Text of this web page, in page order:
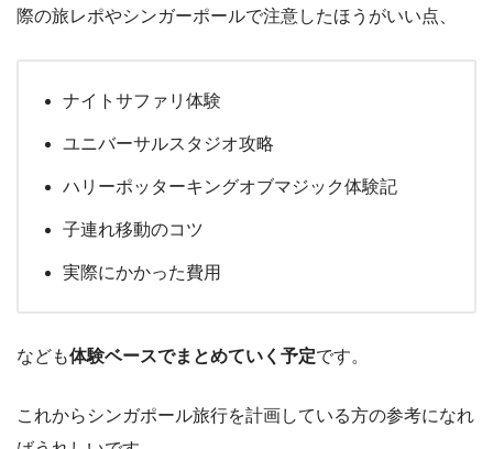
際の旅レポやシンガーポールで注意したほうがいい点、
ナイトサファリ体験
ユニバーサルスタジオ攻略
ハリーポッターキングオブマジック体験記
子連れ移動のコツ
実際にかかった費用
なども体験ベースでまとめていく予定です。
これからシンガポール旅行を計画している方の参考になれ